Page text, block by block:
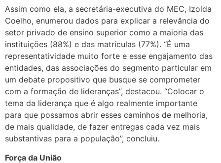
Assim como ela, a secretária-executiva do MEC, Izolda
Coelho, enumerou dados para explicar a relevância do
setor privado de ensino superior como a maioria das
instituições (88%) e das matrículas (77%). “É uma
representatividade muito forte e esse engajamento das
entidades, das associações do segmento particular em
um debate propositivo que busque se comprometer
com a formação de lideranças”, destacou. “Colocar o
tema da liderança que é algo realmente importante
para que possamos abrir esses caminhos de melhoria,
de mais qualidade, de fazer entregas cada vez mais
substantivas para a população”, concluiu.
Força da União